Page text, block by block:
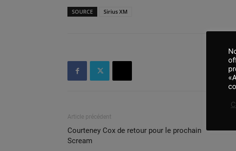
SOURCE Sirius XM
Article précédent
Courteney Cox de retour pour le prochain
Scream